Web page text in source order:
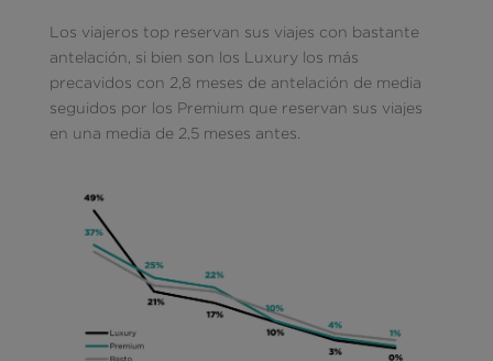
Los viajeros top reservan sus viajes con bastante
antelación, si bien son los Luxury los más
precavidos con 2,8 meses de antelación de media
seguidos por los Premium que reservan sus viajes
en una media de 2,5 meses antes.